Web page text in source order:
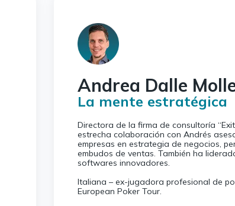
Andrea Dalle
La mente estratégica
Directora de la firma de consultoría
estrecha colaboración con Andrés
empresas en estrategia de negocios,
embudos de ventas. También ha
softwares innovadores.
Italiana – ex-jugadora profesional de
European Poker Tour.